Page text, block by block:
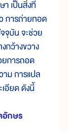
า เป็นสิ่งที่
การถ่ายทอด
จุบัน จะช่วย
กว้างขวาง
ยการถอด
ม การแปล
อียด ดังนี้
อักษร